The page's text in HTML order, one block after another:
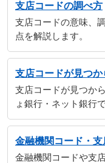
支店コードの調べ方
支店コードの意味、
点を解説します。
支店コードが見つ
支店コードが見つか
ょ銀行・ネット銀行
金融機関コード・
金融機関コードや支